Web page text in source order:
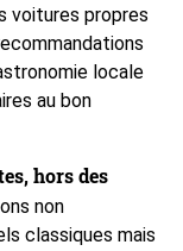
voitures propres
locale
au bon
hors des
non
classiques mais